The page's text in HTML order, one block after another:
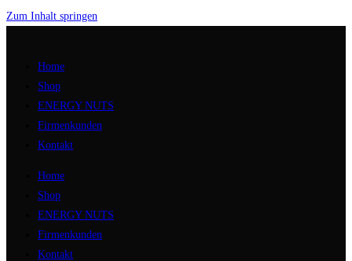
Zum Inhalt springen
Home
Shop
ENERGY NUTS
Firmenkunden
Kontakt
Home
Shop
ENERGY NUTS
Firmenkunden
Kontakt